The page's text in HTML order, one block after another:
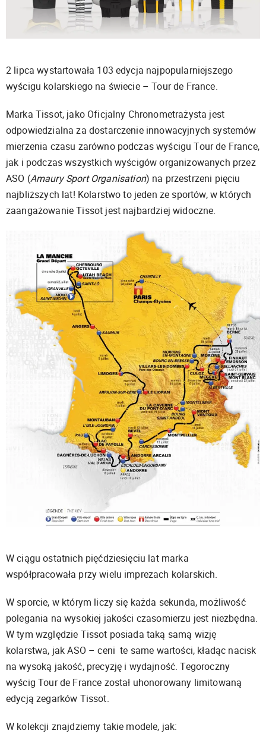
2 lipca wystartowała 103 edycja najpopularniejszego
wyścigu kolarskiego na świecie – Tour de France.
Marka Tissot, jako Oficjalny Chronometrażysta jest
odpowiedzialna za dostarczenie innowacyjnych systemów
mierzenia czasu zarówno podczas wyścigu Tour de France,
jak i podczas wszystkich wyścigów organizowanych przez
ASO (Amaury Sport Organisation) na przestrzeni pięciu
najbliższych lat! Kolarstwo to jeden ze sportów, w których
zaangażowanie Tissot jest najbardziej widoczne.
W ciągu ostatnich pięćdziesięciu lat marka
współpracowała przy wielu imprezach kolarskich.
W sporcie, w którym liczy się każda sekunda, możliwość
polegania na wysokiej jakości czasomierzu jest niezbędna.
W tym względzie Tissot posiada taką samą wizję
kolarstwa, jak ASO – ceni te same wartości, kładąc nacisk
na wysoką jakość, precyzję i wydajność. Tegoroczny
wyścig Tour de France został uhonorowany limitowaną
edycją zegarków Tissot.
W kolekcji znajdziemy takie modele, jak: